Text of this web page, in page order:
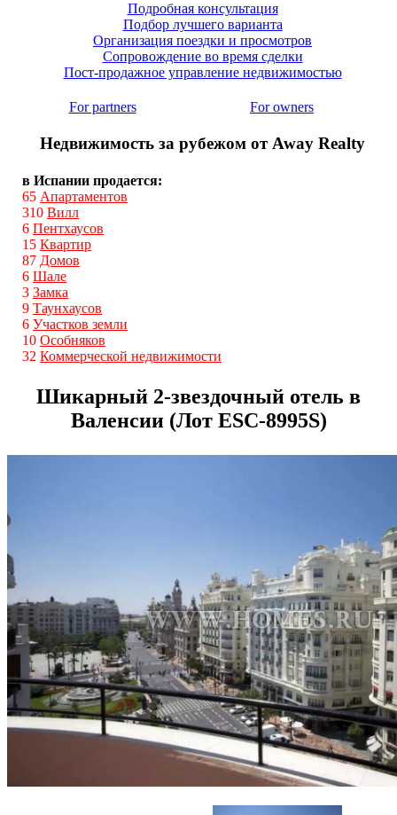
Подробная консультация
Подбор лучшего варианта
Организация поездки и просмотров
Сопровождение во время сделки
Пост-продажное управление недвижимостью
For partners For owners
Недвижимость за рубежом от Away Realty
в Испании продается:
65 Апартаментов
310 Вилл
6 Пентхаусов
15 Квартир
87 Домов
6 Шале
3 Замка
9 Таунхаусов
6 Участков земли
10 Особняков
32 Коммерческой недвижимости
Шикарный 2-звездочный отель в
Валенсии (Лот ESС-8995S)